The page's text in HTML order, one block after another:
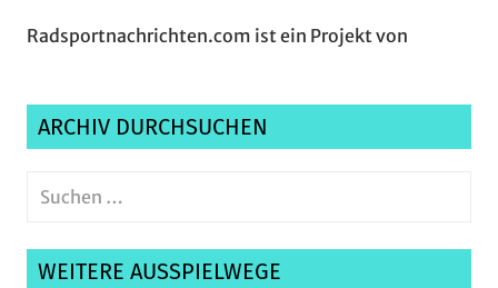
Radsportnachrichten.com ist ein Projekt von
ARCHIV DURCHSUCHEN
Suchen
WEITERE AUSSPIELWEGE